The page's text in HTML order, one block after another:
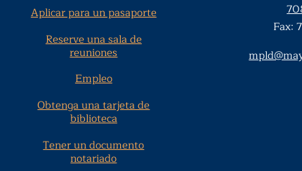
Aplicar para un pasaporte
Reserve una sala de
reuniones
Empleo
Obtenga una tarjeta de
biblioteca
Tener un documento
notariado
Fax: